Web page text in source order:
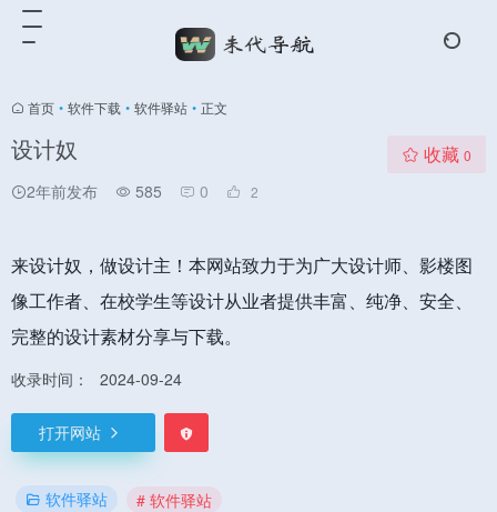
首页 • 软件下载 • 软件驿站 • 正文
设计奴
2年前发布 585 0 2
收藏 0
来设计奴，做设计主！本网站致力于为广大设计师、影楼图
像工作者、在校学生等设计从业者提供丰富、纯净、安全、
完整的设计素材分享与下载。
收录时间： 2024-09-24
打开网站
软件驿站 # 软件驿站